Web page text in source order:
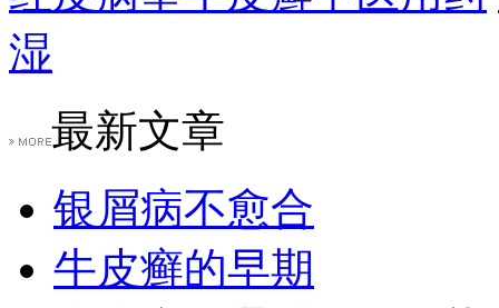
湿
最新文章
银屑病不愈合
牛皮癣的早期